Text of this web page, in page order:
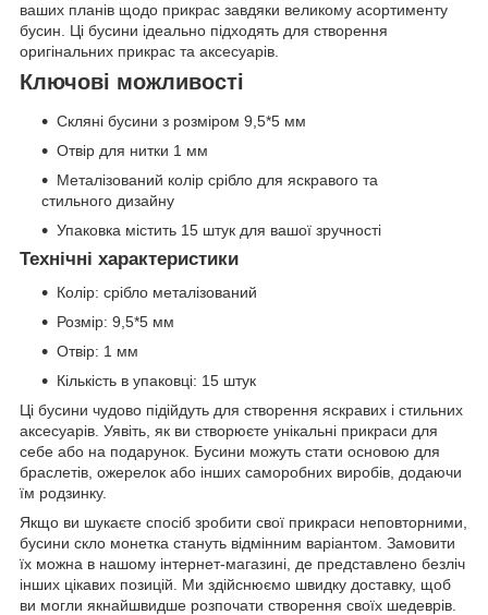
ваших планів щодо прикрас завдяки великому асортименту
бусин. Ці бусини ідеально підходять для створення
оригінальних прикрас та аксесуарів.
Ключові можливості
Скляні бусини з розміром 9,5*5 мм
Отвір для нитки 1 мм
Металізований колір срібло для яскравого та
стильного дизайну
Упаковка містить 15 штук для вашої зручності
Технічні характеристики
Колір: срібло металізований
Розмір: 9,5*5 мм
Отвір: 1 мм
Кількість в упаковці: 15 штук
Ці бусини чудово підійдуть для створення яскравих і стильних
аксесуарів. Уявіть, як ви створюєте унікальні прикраси для
себе або на подарунок. Бусини можуть стати основою для
браслетів, ожерелок або інших саморобних виробів, додаючи
їм родзинку.
Якщо ви шукаєте спосіб зробити свої прикраси неповторними,
бусини скло монетка стануть відмінним варіантом. Замовити
їх можна в нашому інтернет-магазині, де представлено безліч
інших цікавих позицій. Ми здійснюємо швидку доставку, щоб
ви могли якнайшвидше розпочати створення своїх шедеврів.